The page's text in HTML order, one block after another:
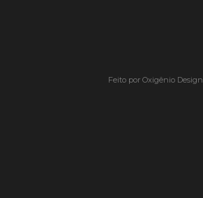
Feito por Oxigênio Design